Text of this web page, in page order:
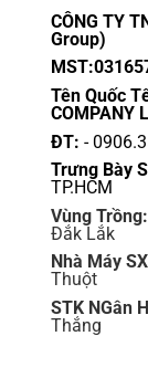
thể
CÔNG TY
Group)
Tên Quốc
COMPANY
ĐT: -
Trưng Bày
TP.HCM
Vùng Trồng:
Đắk Lắk
Nhà Máy
Thuột
STK NGân
Thắng